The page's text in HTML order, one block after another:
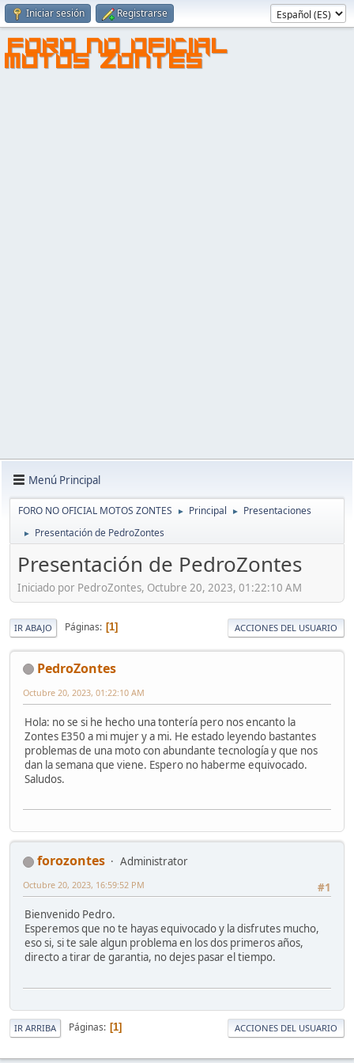
Iniciar sesión Registrarse
FORO NO OFICIAL
MOTOS ZONTES
Menú Principal
FORO NO OFICIAL MOTOS ZONTES ► Principal ► Presentaciones
► Presentación de PedroZontes
Presentación de PedroZontes
Iniciado por PedroZontes, Octubre 20, 2023, 01:22:10 AM
IR ABAJO Páginas 1 ACCIONES DEL USUARIO
PedroZontes
Octubre 20, 2023, 01:22:10 AM
Hola: no se si he hecho una tontería pero nos encanto la
Zontes E350 a mi mujer y a mi. He estado leyendo bastantes
problemas de una moto con abundante tecnología y que nos
dan la semana que viene. Espero no haberme equivocado.
Saludos.
forozontes
Administrator
#1
Octubre 20, 2023, 16:59:52 PM
Bienvenido Pedro.
Esperemos que no te hayas equivocado y la disfrutes mucho,
eso si, si te sale algun problema en los dos primeros años,
directo a tirar de garantia, no dejes pasar el tiempo.
IR ARRIBA Páginas 1 ACCIONES DEL USUARIO